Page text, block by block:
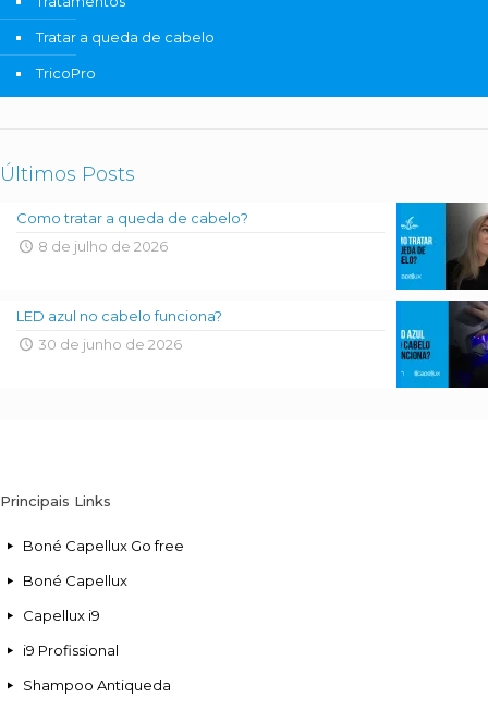
Tratar a queda de cabelo
TricoPro
Últimos Posts
Como tratar a queda de cabelo?
8 de julho de 2026
LED azul no cabelo funciona?
30 de junho de 2026
Principais Links
Boné Capellux Go free
Boné Capellux
Capellux i9
i9 Profissional
Shampoo Antiqueda